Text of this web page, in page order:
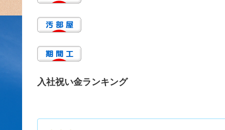
入社祝い金ランキング